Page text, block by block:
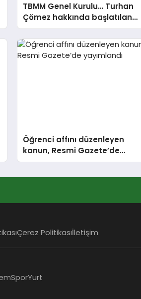
TBMM Genel Kurulu… Turhan
Çömez hakkında başlatılan
soruşturma “kürsü
dokunulmazlığı” tartışmasına
neden oldu
Öğrenci affını düzenleyen
kanun, Resmi Gazete’de
yayımlandı
Çerez Politikasıİletişim
SporYurt